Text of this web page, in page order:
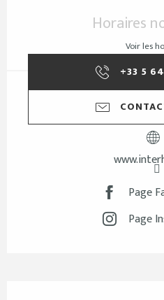
Horaires
Voir les
+33 5
Page
Page